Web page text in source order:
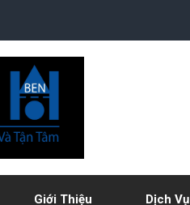
Giới Thiệu Dịch Vụ